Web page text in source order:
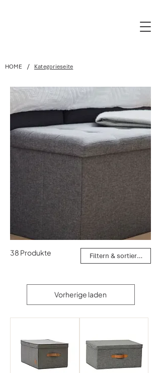
HOME / Kategorieseite
38 Produkte Filtern & sortieren
Vorherige laden